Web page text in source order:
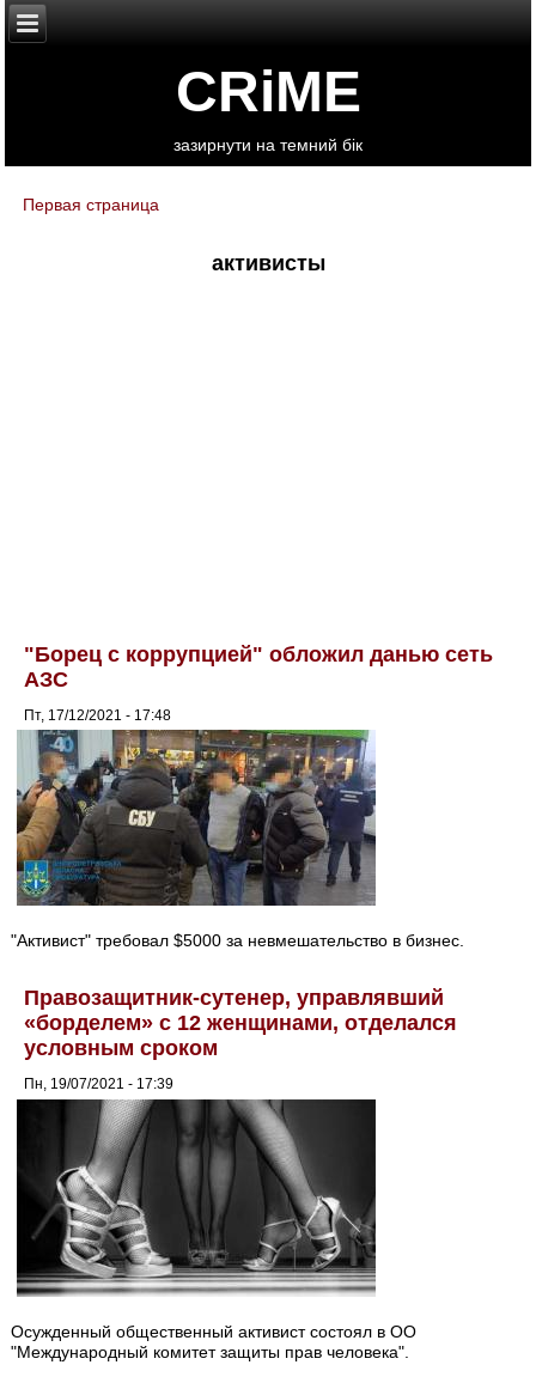
CRiME
зазирнути на темний бік
You are here
Первая страница
активисты
"Борец с коррупцией" обложил данью сеть
АЗС
Пт, 17/12/2021 - 17:48
"Активист" требовал $5000 за невмешательство в бизнес.
Правозащитник-сутенер, управлявший
«борделем» с 12 женщинами, отделался
условным сроком
Пн, 19/07/2021 - 17:39
Осужденный общественный активист состоял в ОО
"Международный комитет защиты прав человека".